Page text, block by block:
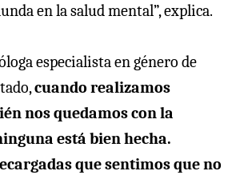
en la salud mental”, explica.
especialista en género de
cuando realizamos
nos quedamos con la
está bien hecha.
que sentimos que no